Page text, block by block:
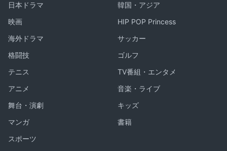
日本ドラマ
韓国・アジア
映画
HIP POP Princess
海外ドラマ
サッカー
格闘技
ゴルフ
テニス
TV番組・エンタメ
アニメ
音楽・ライブ
舞台・演劇
キッズ
マンガ
書籍
スポーツ